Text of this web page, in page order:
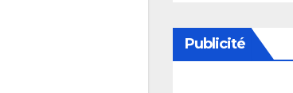
Publicité